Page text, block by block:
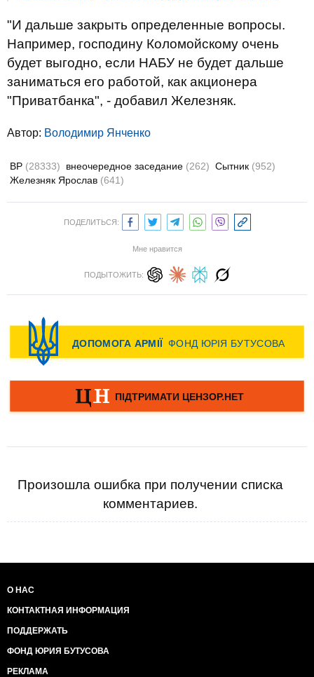
"И дальше закрыть определенные вопросы.
Например, господину Коломойскому очень
будет выгодно, если НАБУ не будет дальше
заниматься его работой, как акционера
"Приватбанка", - добавил Железняк.
Автор: Володимир Янченко
ВР (28333) внеочередное заседание (262) Сытник (952)
Железняк Ярослав (641)
ПОДЕЛИТЬСЯ:
Мне нравится
ПОДЫТОЖИТЬ:
Произошла ошибка при получении списка
комментариев.
О НАС
КОНТАКТНАЯ ИНФОРМАЦИЯ
ПОДДЕРЖАТЬ
ФОНД ЮРИЯ БУТУСОВА
РЕКЛАМА